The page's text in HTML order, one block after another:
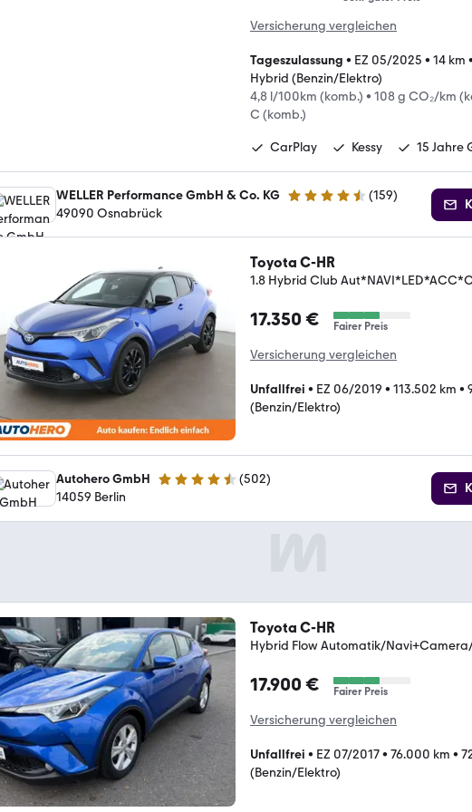
Versicherung vergleichen
Tageszulassung • EZ 05/2025 • 14 km •
Hybrid (Benzin/Elektro)
4,8 l/100km (komb.) • 108 g CO₂/km
C (komb.)
CarPlay Kessy 15 Jahre
WELLER Performance GmbH & Co. KG 4.5 Sterne (159)
49090 Osnabrück
Toyota C-HR
1.8 Hybrid Club
17.350 € Fairer Preis
Versicherung vergleichen
Unfallfrei • EZ 06/2019 • 113.502 km •
(Benzin/Elektro)
Autohero GmbH 4.5 Sterne (502)
14059 Berlin
Toyota C-HR
Hybrid Flow Automatik/
17.900 € Fairer Preis
Versicherung vergleichen
Unfallfrei • EZ 07/2017• 76.000 km •
(Benzin/Elektro)